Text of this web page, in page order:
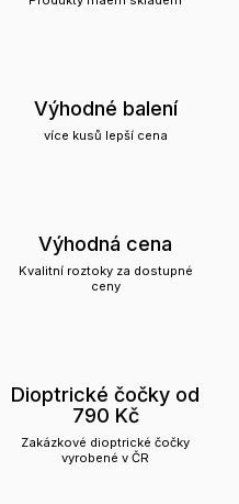
Výhodné balení
více kusů lepší cena
Výhodná cena
Kvalitní roztoky za dostupné
ceny
Dioptrické čočky od
790 Kč
Zakázkové dioptrické čočky
vyrobené v ČR